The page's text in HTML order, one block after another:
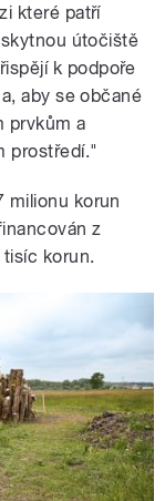
které patří
útočiště
k podpoře
aby se občané
prvkům a
prostředí."
milionu korun
z
korun.